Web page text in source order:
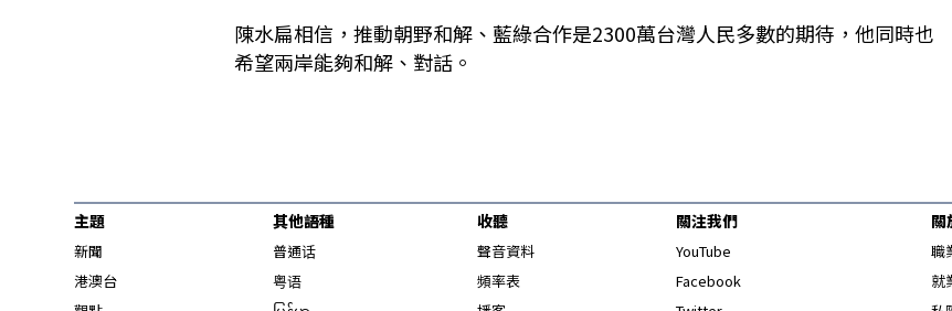
陳水扁相信，推動朝野和解、藍綠合作是2300萬台灣人民多數的期待，他同時也
希望兩岸能夠和解、對話。
主題
新聞
港澳台
其他語種
普通话
粤语
收聽
聲音資料
頻率表
關注我們
YouTube
Facebook
關
職
就